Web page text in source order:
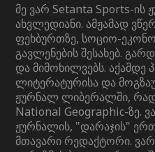
მე ვარ Setanta Sports-ის
ახვლედიანი. ამჟამად
ფეხბურთზე, სოციო-
გავლენების შესახებ.
და მიმოხილვებს. აქამდე
ლიტერატურისა და
ჟურნალ ლიბერალში,
National Geographic-ზე.
ჟურნალის, "დარაჯის"
მთავარი რედაქტორი.